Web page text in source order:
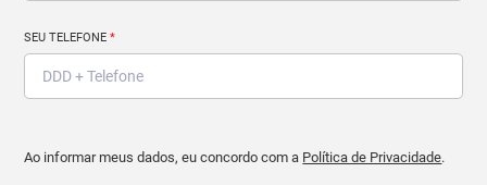
SEU TELEFONE*
Ao informar meus dados, eu concordo com a Política de Privacidade.